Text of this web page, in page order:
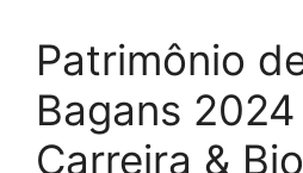
Patrimônio
Bagans
Carreira & Bio